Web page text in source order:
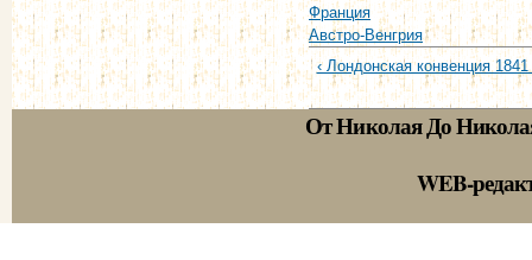
Франция
Австро-Венгрия
‹ Лондонская конвенция
От Николая До
WEB-